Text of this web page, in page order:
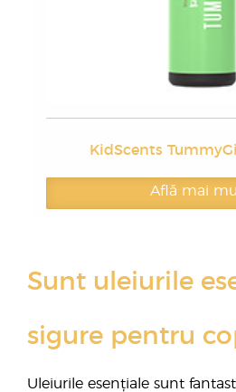
KidScents
Află mai
Sunt uleiurile
sigure pentru
Uleiurile esențiale sunt